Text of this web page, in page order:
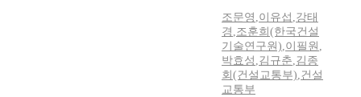
조문영 ,이유섭 ,강태
경 ,조훈희(한국건설
기술연구원),이필원 ,
박효성 ,김규춘,김종
회(건설교통부),건설
교통부